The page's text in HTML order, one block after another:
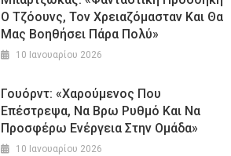
Ο Τζόουνς, Τον Χρειαζόμασταν Και Θα
Μας Βοηθήσει Πάρα Πολύ»
10 Ιανουαρίου 2026
Γουόρντ: «Χαρούμενος Που
Επέστρεψα, Να Βρω Ρυθμό Και Να
Προσφέρω Ενέργεια Στην Ομάδα»
10 Ιανουαρίου 2026